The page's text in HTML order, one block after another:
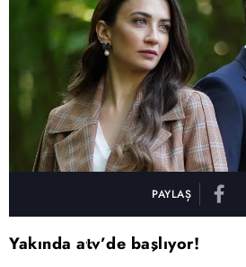
PAYLAŞ
Yakında atv’de başlıyor!